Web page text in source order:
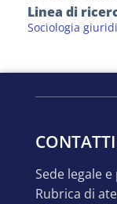
Linea di
Sociologia
CONTATTI
sede legale e
rubrica di